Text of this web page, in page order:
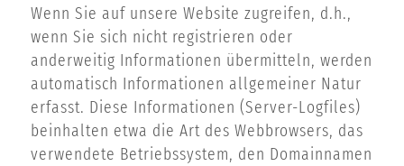
Wenn Sie auf unsere Website zugreifen, d.h.,
wenn Sie sich nicht registrieren oder
anderweitig Informationen übermitteln, werden
automatisch Informationen allgemeiner Natur
erfasst. Diese Informationen (Server-Logfiles)
beinhalten etwa die Art des Webbrowsers, das
verwendete Betriebssystem, den Domainnamen